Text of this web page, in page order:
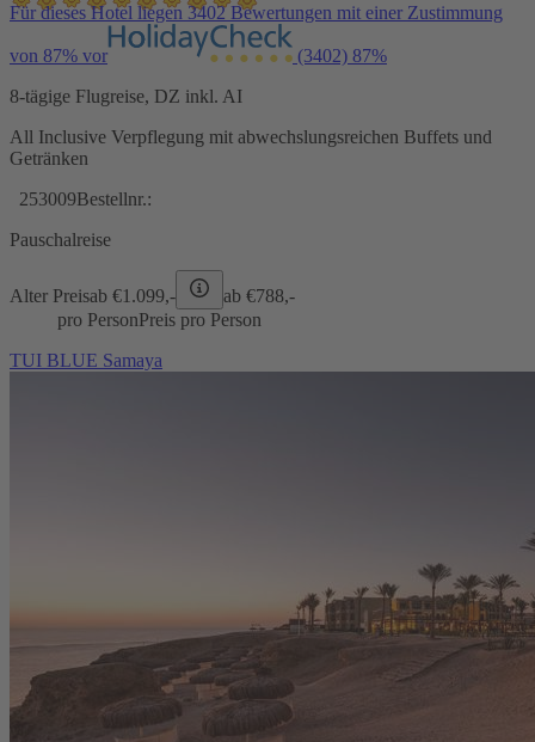
Für dieses Hotel liegen 3402 Bewertungen mit einer Zustimmung
von 87% vor (3402) 87%
8-tägige Flugreise, DZ inkl. AI
All Inclusive Verpflegung mit abwechslungsreichen Buffets und
Getränken
253009Bestellnr.:
Pauschalreise
Alter Preisab €1.099,- ab €788,-
pro PersonPreis pro Person
TUI BLUE Samaya